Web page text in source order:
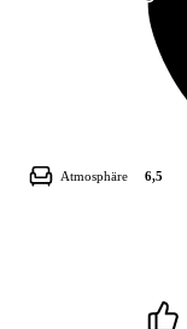
Atmosphäre 6,5